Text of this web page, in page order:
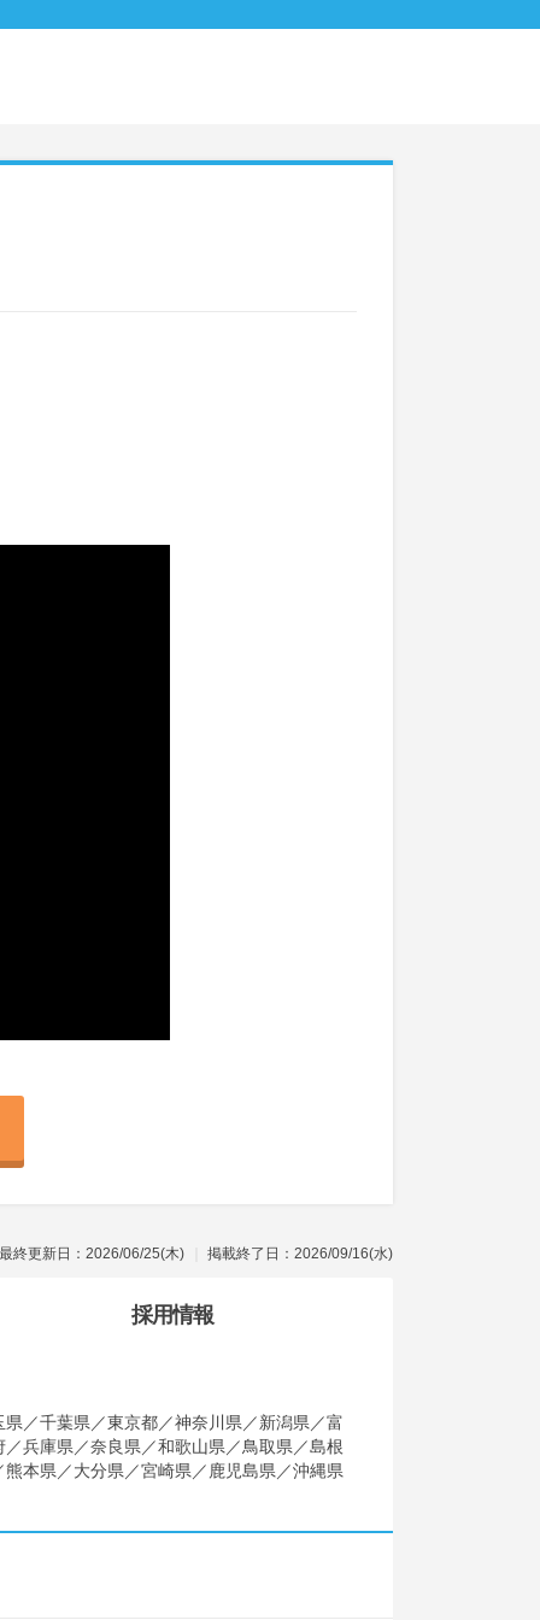
最終更新日：2026/06/25(木) 掲載終了日：2026/09/16(水)
採用情報
／千葉県／東京都／神奈川県／新潟県／富
兵庫県／奈良県／和歌山県／鳥取県／島根
本県／大分県／宮崎県／鹿児島県／沖縄県